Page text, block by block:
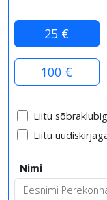
25 €
100 €
Liitu
Liitu
Nimi